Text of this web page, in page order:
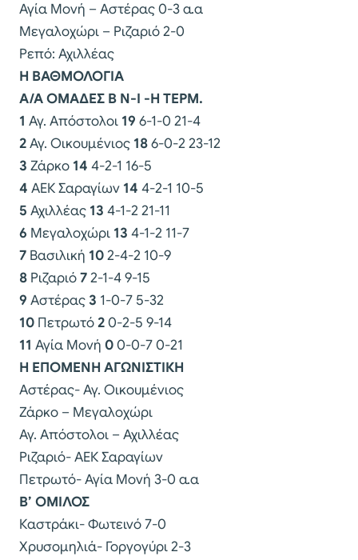
Αγία Μονή – Αστέρας 0-3 α.α
Μεγαλοχώρι – Ριζαριό 2-0
Ρεπό: Αχιλλέας
Η ΒΑΘΜΟΛΟΓΙΑ
Α/Α ΟΜΑΔΕΣ Β Ν-Ι -Η ΤΕΡΜ.
1 Αγ. Απόστολοι 19 6-1-0 21-4
2Αγ. Οικουμένιος 186-0-2 23-12
3 Ζάρκο 14 4-2-1 16-5
4 ΑΕΚ Σαραγίων 14 4-2-1 10-5
5 Αχιλλέας 13 4-1-2 21-11
6 Μεγαλοχώρι 13 4-1-2 11-7
7 Βασιλική 102-4-2 10-9
8 Ριζαριό72-1-4 9-15
9 Αστέρας3 1-0-7 5-32
10 Πετρωτό20-2-5 9-14
11 Αγία Μονή 00-0-7 0-21
Η ΕΠΟΜΕΝΗ ΑΓΩΝΙΣΤΙΚΗ
Αστέρας- Αγ. Οικουμένιος
Ζάρκο – Μεγαλοχώρι
Αγ. Απόστολοι – Αχιλλέας
Ριζαριό- ΑΕΚ Σαραγίων
Πετρωτό- Αγία Μονή 3-0 α.α
Β’ ΟΜΙΛΟΣ
Καστράκι- Φωτεινό 7-0
Χρυσομηλιά- Γοργογύρι 2-3